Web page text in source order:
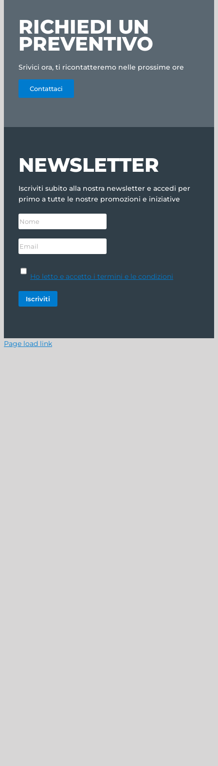
RICHIEDI UN
PREVENTIVO
Srivici ora, ti ricontatteremo nelle prossime ore
Contattaci
NEWSLETTER
Iscriviti subito alla nostra newsletter e accedi per
primo a tutte le nostre promozioni e iniziative
Ho letto e accetto i termini e le condizioni
Page load link